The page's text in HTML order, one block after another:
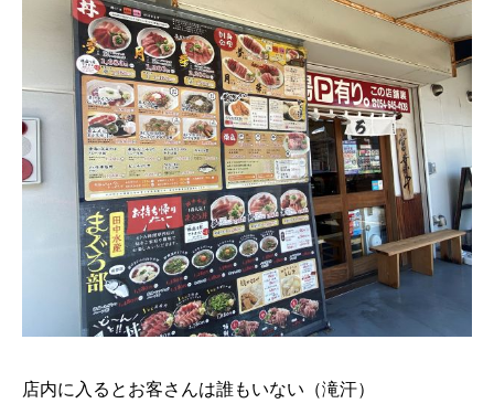
店内に入るとお客さんは誰もいない（滝汗）